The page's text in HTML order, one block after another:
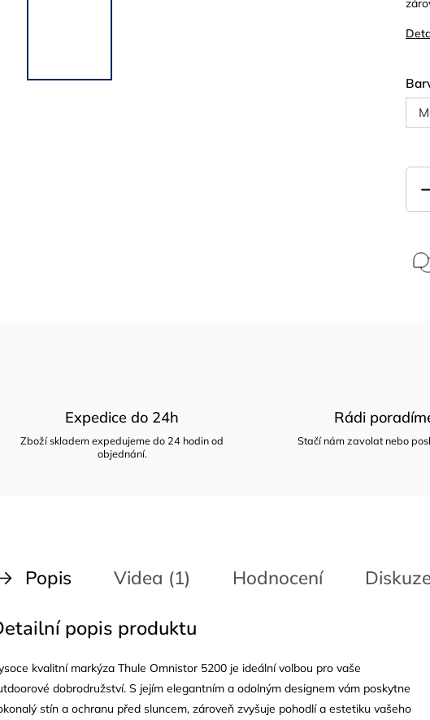
Expedice do 24h
Zboží skladem expedujeme do 24 hodin od
objednání.
Rádi
Stačí nám zavolat nebo
Popis Videa (1) Hodnocení
popis produktu
kvalitní markýza Thule Omnistor 5200 je ideální volbou pro vaše
dobrodružství. S jejím elegantním a odolným designem vám poskytne
stín a ochranu před sluncem, zároveň zvyšuje pohodlí a estetiku vašeho